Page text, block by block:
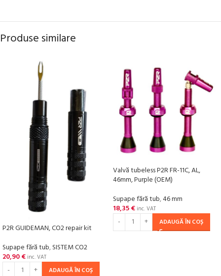
Produse similare
P2R GUIDEMAN, CO2 repair kit
Supape fără tub,SISTEM CO2
20,90€ inc. VAT
ADAUGĂ ÎN COȘ
Valvă tubeless P2R FR-11C, AL,
46mm, Purple (OEM)
Supape fără tub,46 mm
18,35€ inc. VAT
ADAUGĂ ÎN COȘ